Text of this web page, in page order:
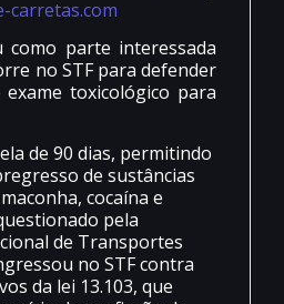
carretas.com
como parte interessada
no STF para defender
exame toxicológico para
de 90 dias, permitindo
de sustâncias
cocaína e
pela
de Transportes
no STF contra
da lei 13.103, que